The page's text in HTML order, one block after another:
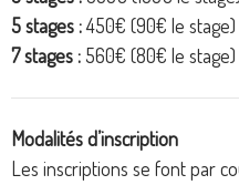
5 stages :450€ (90€ le stage)
7 stages : 560€ (80€ le stage)
Modalités d’inscription
Les inscriptions se font par